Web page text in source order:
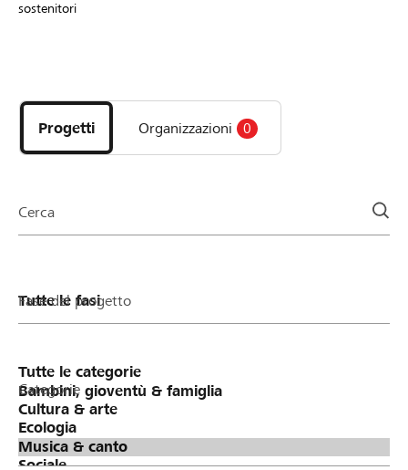
DE FR IT
sostenitori
i
progetti
e
della
Progetti Organizzazioni 0
Cerca
Fase del progetto
Categorie